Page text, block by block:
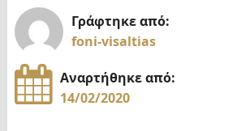
Γράφτηκε από:
foni-visaltias
Αναρτήθηκε από:
14/02/2020